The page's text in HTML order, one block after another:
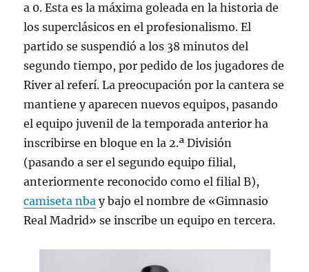
a 0. Esta es la máxima goleada en la historia de
los superclásicos en el profesionalismo. El
partido se suspendió a los 38 minutos del
segundo tiempo, por pedido de los jugadores de
River al referí. La preocupación por la cantera se
mantiene y aparecen nuevos equipos, pasando
el equipo juvenil de la temporada anterior ha
inscribirse en bloque en la 2.ª División
(pasando a ser el segundo equipo filial,
anteriormente reconocido como el filial B),
camiseta nba y bajo el nombre de «Gimnasio
Real Madrid» se inscribe un equipo en tercera.